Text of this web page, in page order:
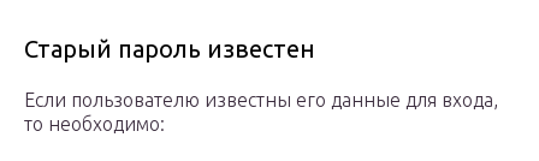
Старый пароль известен
Если пользователю известны его данные для входа,
то необходимо: